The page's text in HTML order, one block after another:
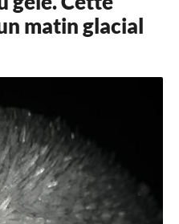
matin glacial